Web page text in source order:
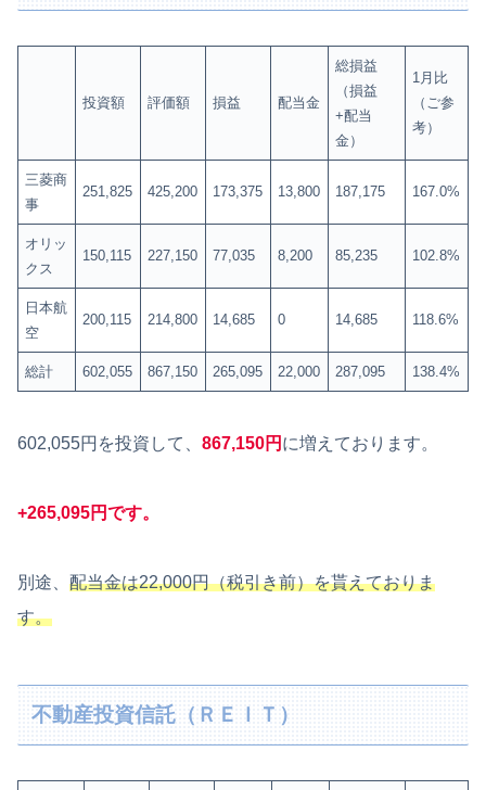
投資額 評価額 損益 配当金
総損益
（損益
+配当
金）
1月比
（ご参
考）
三菱商
事
251,825 425,200 173,375 13,800 187,175 167.0%
オリッ
クス
150,115 227,150 77,035 8,200 85,235 102.8%
日本航
空
200,115 214,800 14,685 0 14,685 118.6%
総計 602,055 867,150 265,095 22,000 287,095 138.4%
602,055円を投資して、 867,150円 に増えております。
+265,095円です。
別途、 配当金は22,000円（税引き前）を貰えておりま
す。
不動産投資信託（ＲＥＩＴ）